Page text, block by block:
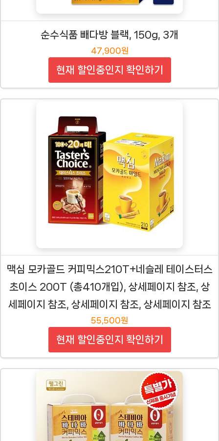
순수식품 빼다방 블랙, 150g, 3개
47,900원
현재 할인중인지 확인하기
맥심 모카골드 커피믹스210T+네슬레 테이스터스
초이스 200T (총410개입), 상세페이지 참조, 상
세페이지 참조, 상세페이지 참조, 상세페이지 참조
55,500원
현재 할인중인지 확인하기